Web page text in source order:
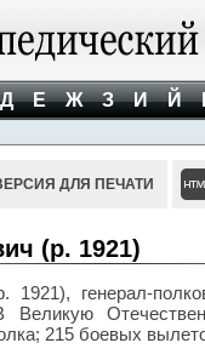
Е Ж З И Й
ДЛЯ ПЕЧАТИ
(р. 1921)
генерал-
Великую
215 боевых